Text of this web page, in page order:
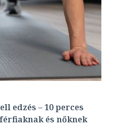
edzés – 10 perces
és nőknek